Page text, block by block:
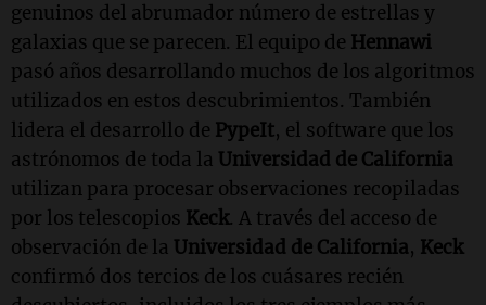
genuinos del abrumador número de estrellas y
galaxias que se parecen. El equipo de Hennawi
pasó años desarrollando muchos de los algoritmos
utilizados en estos descubrimientos. También
lidera el desarrollo de PypeIt, el software que los
astrónomos de toda la Universidad de California
utilizan para procesar observaciones recopiladas
por los telescopios Keck. A través del acceso de
observación de la Universidad de California, Keck
confirmó dos tercios de los cuásares recién